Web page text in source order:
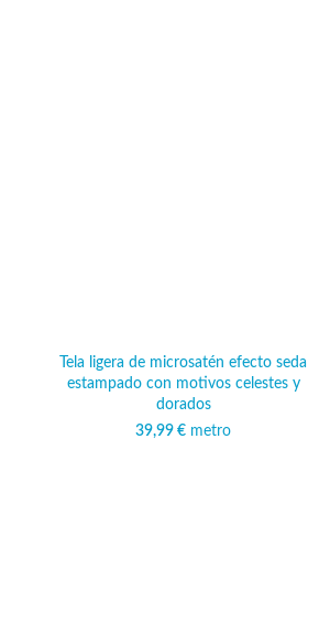
Tela ligera de microsatén efecto seda
estampado con motivos celestes y
dorados
39,99 € metro